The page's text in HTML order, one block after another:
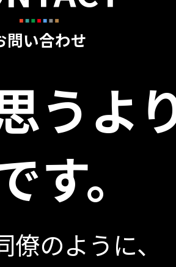
問い合わせ
うよ
す。
僚のように、